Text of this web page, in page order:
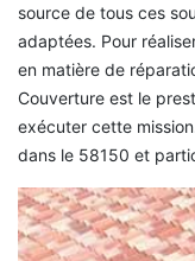
source de tous ces
adaptées. Pour
en matière de
Couverture est le
exécuter cette
dans le 58150 et